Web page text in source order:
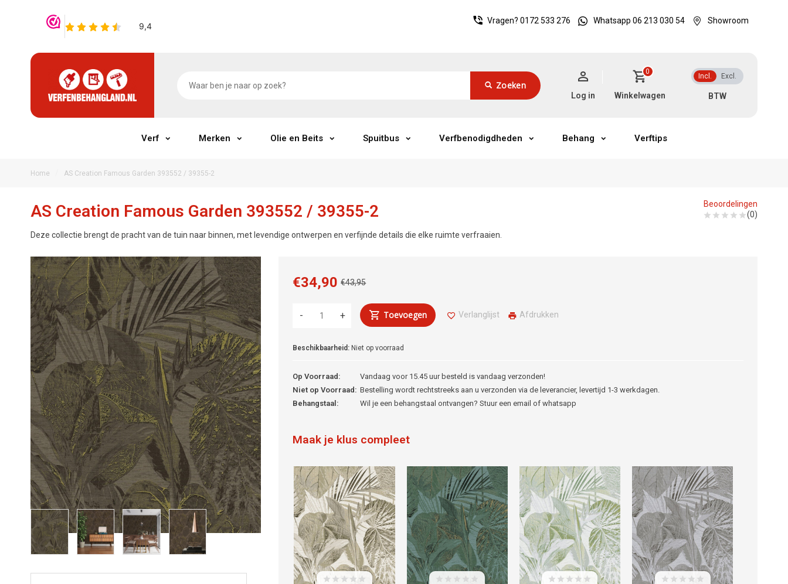
Vragen? 0172 533 276 Whatsapp 06 213 030 54 Showroom
Zoeken
Incl. Excl.
0
Winkelwagen
Log in
Verf Merken Olie en Beits Spuitbus Verfbenodigdheden Behang Verftips
Home AS Creation Famous Garden 393552 / 39355-2
AS Creation Famous Garden 393552 / 39355-2
Deze collectie brengt de pracht van de tuin naar binnen, met levendige ontwerpen en verfijnde details die elke ruimte verfraaien.
Beoordelingen
(0)
€43,95
€34,90
+
- Toevoegen Verlanglijst Afdrukken
Beschikbaarheid: Niet op voorraad
Op Voorraad:
Vandaag voor 15.45 uur besteld is vandaag verzonden!
Niet op Voorraad: Bestelling wordt rechtstreeks aan u verzonden via de leverancier, levertijd 1-3 werkdagen.
Behangstaal:
Wil je een behangstaal ontvangen? Stuur een email of whatsapp
Maak je klus compleet